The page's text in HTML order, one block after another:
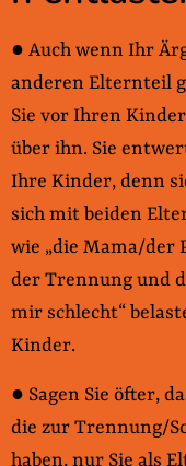
● Auch wenn Ihr
anderen Elternteil
Sie vor Ihren
über ihn. Sie
Ihre Kinder, denn
sich mit beiden
wie „die Mama/der
der Trennung und
mir schlecht“
Kinder.
● Sagen Sie öfter,
die zur Trennung/
haben, nur Sie als